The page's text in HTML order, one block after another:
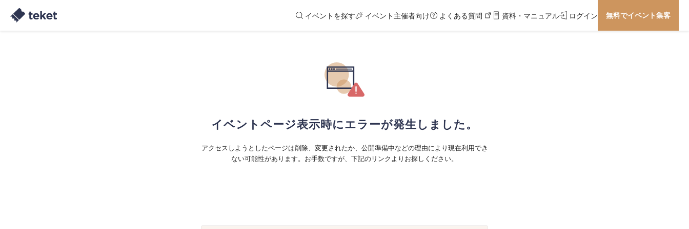
イベントを探す イベント主催者向け よくある質問 資料・マニュアル ログイン 無料でイベント集客
イベントページ表示時にエラーが発生しました。
アクセスしようとしたページは削除、変更されたか、公開準備中などの理由により現在利用でき
ない可能性があります。お手数ですが、下記のリンクよりお探しください。